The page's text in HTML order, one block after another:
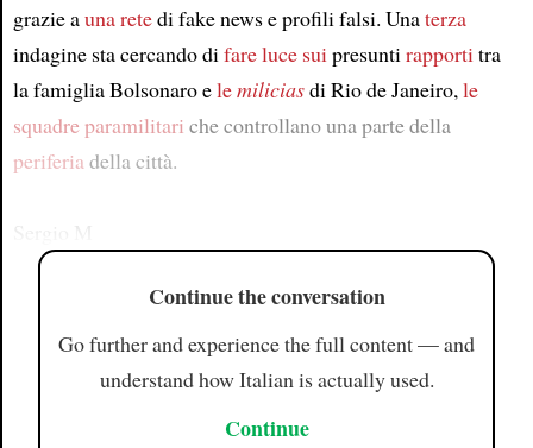
grazie auna retedi fake news e profili falsi. Unaterza
indagine sta cercando difare luce suipresuntirapportitra
la famiglia Bolsonaro elemiliciasdi Rio de Janeiro,le
squadre paramilitari che controllano una parte della
periferiadella città.
Continue the conversation
Go further and experience the full content — and
understand how Italian is actually used.
Continue